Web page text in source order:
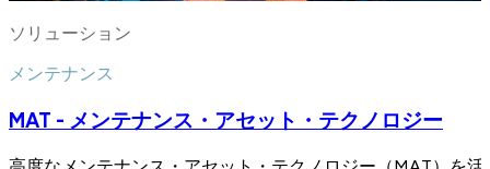
ソリューション
メンテナンス
MAT - メンテナンス・アセット・テクノロジー